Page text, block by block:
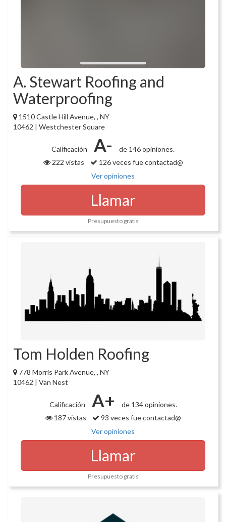
A. Stewart Roofing and
Waterproofing
1510 Castle Hill Avenue, , NY
10462 | Westchester Square
Calificación A-
de 146 opiniones.
222 vistas
126 veces fue contactad@
Ver opiniones
Llamar
Presupuesto gratis
Tom Holden Roofing
778 Morris Park Avenue, , NY
10462 | Van Nest
Calificación A+
de 134 opiniones.
187 vistas
93 veces fue contactad@
Ver opiniones
Llamar
Presupuesto gratis